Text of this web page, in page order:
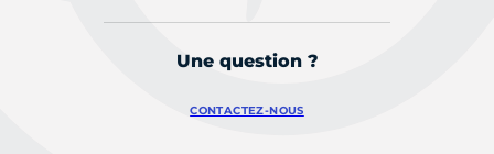
Une question ?
CONTACTEZ-NOUS